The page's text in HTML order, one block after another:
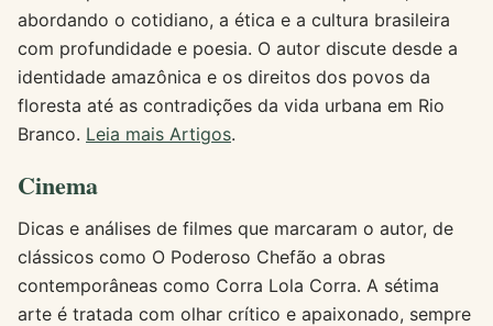
abordando o cotidiano, a ética e a cultura brasileira
com profundidade e poesia. O autor discute desde a
identidade amazônica e os direitos dos povos da
floresta até as contradições da vida urbana em Rio
Branco. Leia mais Artigos.
Cinema
Dicas e análises de filmes que marcaram o autor, de
clássicos como O Poderoso Chefão a obras
contemporâneas como Corra Lola Corra. A sétima
arte é tratada com olhar crítico e apaixonado, sempre